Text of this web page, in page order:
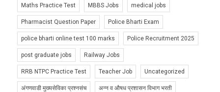
Maths Practice Test MBBS Jobs medical jobs
Pharmacist Question Paper Police Bharti Exam
police bharti online test 100 marks Police Recruitment 2025
post graduate jobs Railway Jobs
RRB NTPC Practice Test Teacher Job Uncategorized
अंगणवाडी मुख्यसेविका प्रश्नसंच अन्न व औषध प्रशासन विभाग भरती